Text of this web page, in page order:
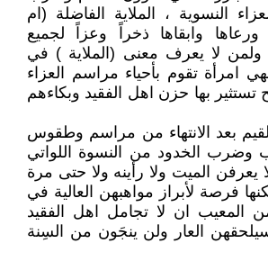
النسوية ، الملاية الفاضلة (ام
وابقاها ذخراً وعزاً لجميع
ولمن لا يعرف معنى (الملاية ) في
امرأة تقوم بأحياء مراسم العزاء
تستثير بها حزن اهل الفقيد وبكاءهم
بعد الانتهاء من مراسم وطقوس
وضرب الخدود من النسوة اللواتي
الميت ولا رأينه ولا حتى مرة
فرصة لأبراز مواهبهن العالية في
المعيب ان لا تجامل اهل الفقيد
العار ولن ينجَون من السِنة